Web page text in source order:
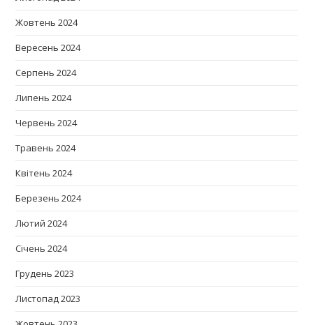
Жовтень 2024
Вересень 2024
Серпень 2024
Липень 2024
Червень 2024
Травень 2024
Квітень 2024
Березень 2024
Лютий 2024
Січень 2024
Грудень 2023
Листопад 2023